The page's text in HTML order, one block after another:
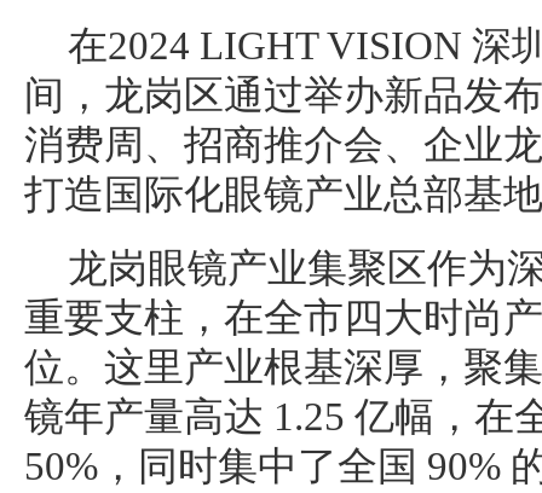
在2024 LIGHT VISION 深
间，龙岗区通过举办新品发
消费周、招商推介会、企业
打造国际化眼镜产业总部基
龙岗眼镜产业集聚区作为
重要支柱，在全市四大时尚
位。这里产业根基深厚，聚
镜年产量高达 1.25 亿幅，在
50%，同时集中了全国 90%